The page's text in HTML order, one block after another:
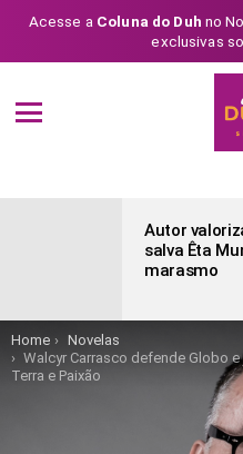
Acesse a Coluna do Duh no
exclusivas
Autor
salva Êta
marasmo
You are here:
Home
Novelas
Walcyr Carrasco defende Globo
Terra e Paixão